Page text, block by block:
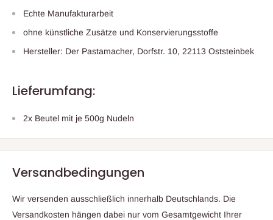
Echte Manufakturarbeit
ohne künstliche Zusätze und Konservierungsstoffe
Hersteller: Der Pastamacher, Dorfstr. 10, 22113 Oststeinbek
Lieferumfang:
2x Beutel mit je 500g Nudeln
Versandbedingungen
Wir versenden ausschließlich innerhalb Deutschlands. Die
Versandkosten hängen dabei nur vom Gesamtgewicht Ihrer